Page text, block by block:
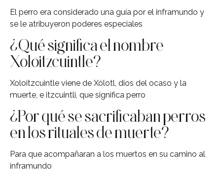
El perro era considerado una guía por el inframundo y
se le atribuyeron poderes especiales
¿Qué significa el nombre
Xoloitzcuintle?
Xoloitzcuintle viene de Xólotl, dios del ocaso y la
muerte, e itzcuintli, que significa perro
¿Por qué se sacrificaban perros
en los rituales de muerte?
Para que acompañaran a los muertos en su camino al
inframundo